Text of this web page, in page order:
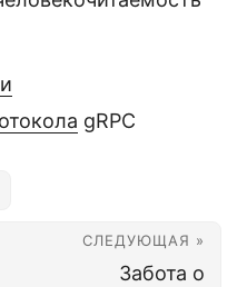
gRPC
СЛЕДУЮЩАЯ »
Забота о